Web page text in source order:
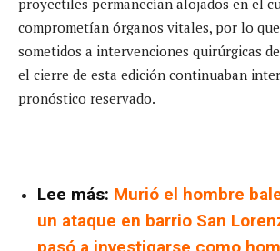
comprometían órganos vitales, por lo
sometidos a intervenciones quirúrgicas
el cierre de esta edición continuaban
pronóstico reservado.
Lee más: Murió el hombre
un ataque en barrio San
pasó a investigarse como